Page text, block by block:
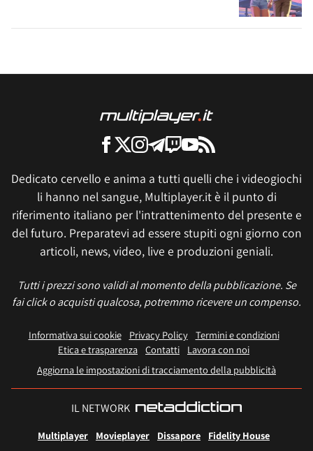
Dedicato cervello e anima a tutti quelli che i videogiochi
li hanno nel sangue, Multiplayer.it è il punto di
riferimento italiano per l'intrattenimento del presente e
del futuro. Preparatevi ad essere stupiti ogni giorno con
articoli, news, video, live e produzioni geniali.
Tutti i prezzi sono validi al momento della pubblicazione. Se
fai click o acquisti qualcosa, potremmo ricevere un compenso.
Informativa sui cookie Privacy Policy
Termini e condizioni
Etica e trasparenza Contatti
Lavora con noi
Aggiorna le impostazioni di tracciamento della pubblicità
IL NETWORK
Multiplayer Movieplayer Dissapore
Fidelity House